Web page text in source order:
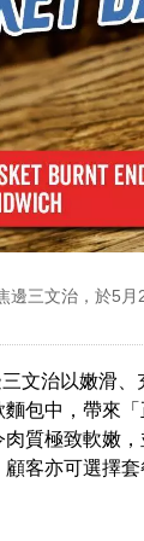
邊三文治，於5
文治以嫩滑
包中，帶來
質極致軟嫩
客亦可選擇